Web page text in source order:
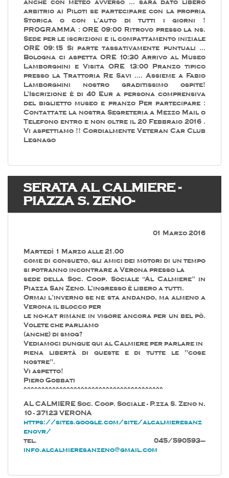
anche con meteo avverso … sarà dato libero
arbitrio ai Piloti se partecipare con la propria
Storica o con l’auto di tutti i giorni !
PROGRAMMA : ORE 09:00 Ritrovo presso la ns.
Sede per le iscrizioni e il compattamento iniziale
ORE 09:15 Si parte tassativamente puntuali …
Bologna ci aspetta ORE 10:30 Arrivo al Museo
Lamborghini e Visita ORE 13:00 Pranzo tipico
presso la Trattoria Re Savi …. Assieme a Fabio
Lamborghini nostro graditissimo ospite!
L’Iscrizione è di 40 Eur a persona comprensiva
del biglietto museo e pranzo Per partecipare :
Contattate la nostra Segreteria a Mezzo Mail o
Telefono entro e non oltre il 20 Febbraio 2016 .
Vi aspettiamo !! Cordialmente Veteran Car Club
Legnago
SERATA AL CALMIERE -
PIAZZA S. ZENO-
01 Marzo 2016
Martedì 1 Marzo alle 21.00
come di consueto, gli amici dei motori di un tempo
si potranno incontrare a Verona presso la
sede della Soc. Coop. Sociale “Al Calmiere” in
Piazza San Zeno. L’ingresso è libero a tutti.
Ormai l’inverno se ne sta andando, ma almeno a
Verona il blocco per
le no-kat rimane in vigore ancora per un bel pò.
Volete che parliamo
(anche) di smog?
Vediamoci dunque qui al Calmiere per parlare in
piena libertà di queste e di tutte le "cose
nostre".
Vi aspetto!
Piero Gobbati
^^^^^^^^^^^^^^^^^^^^^^^^^^^^^^^^^^^^^^^
AL CALMIERE Soc. Coop. Sociale - P.zza S. Zeno n.
10 - 37123 VERONA
https://sites.google.com/site/alcalmieresanz
enovr/
tel. 045/590593–
info.alcalmieresanzeno@gmail.com